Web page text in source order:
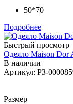
50*70
Подробнее
Быстрый просмотр
Одеяло Maison
В наличии
Артикул: РЗ-
Размер